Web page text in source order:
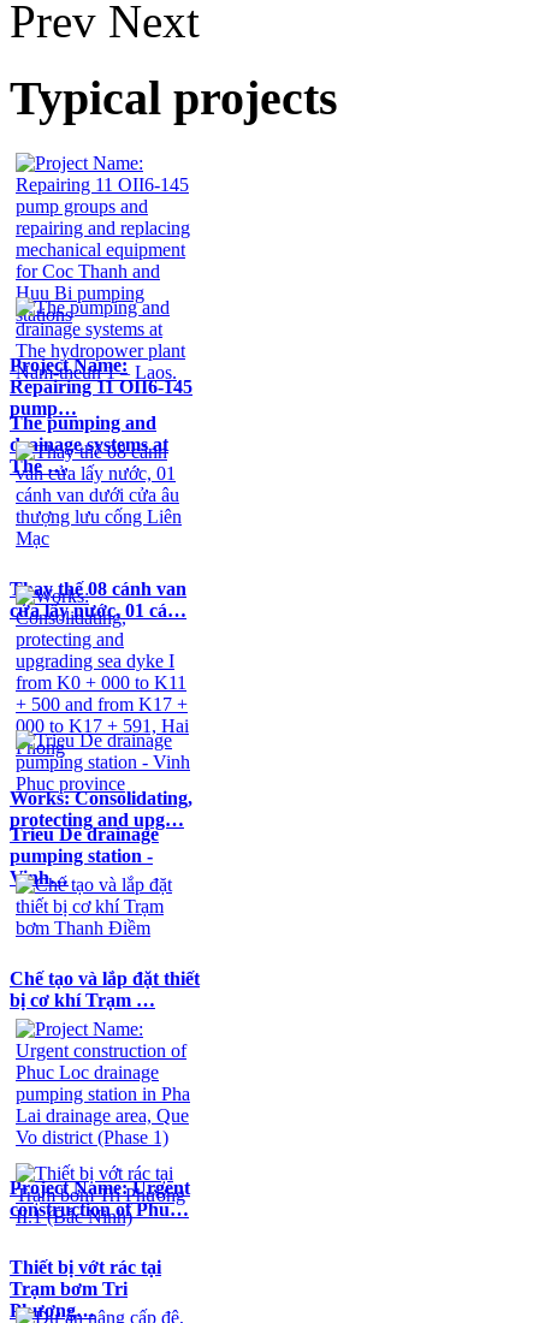
Prev Next
Typical projects
Project Name:
Repairing 11 OII6-145
pump…
The pumping and
drainage systems at
The …
Thay thế 08 cánh van
cửa lấy nước, 01 cá…
Works: Consolidating,
protecting and upg…
Trieu De drainage
pumping station -
Vinh…
Chế tạo và lắp đặt thiết
bị cơ khí Trạm …
Project Name: Urgent
construction of Phu…
Thiết bị vớt rác tại
Trạm bơm Tri
Phương…